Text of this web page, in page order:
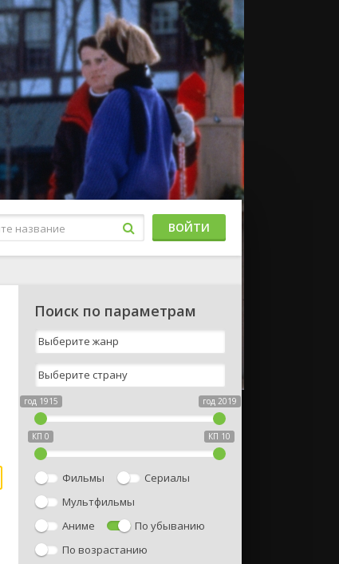
ВОЙТИ
Поиск по параметрам
год 1915 год 2019
КП 0 КП 10
Фильмы
Сериалы
Мультфильмы
Аниме
По убыванию
По возрастанию